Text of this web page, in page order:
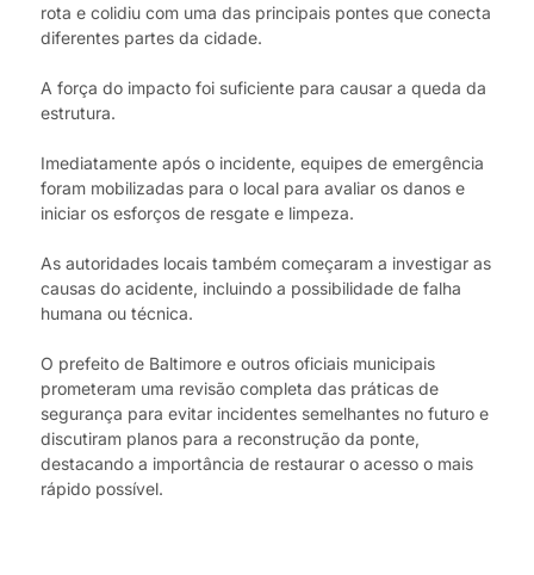
rota e colidiu com uma das principais pontes que conecta
diferentes partes da cidade.
A força do impacto foi suficiente para causar a queda da
estrutura.
Imediatamente após o incidente, equipes de emergência
foram mobilizadas para o local para avaliar os danos e
iniciar os esforços de resgate e limpeza.
As autoridades locais também começaram a investigar as
causas do acidente, incluindo a possibilidade de falha
humana ou técnica.
O prefeito de Baltimore e outros oficiais municipais
prometeram uma revisão completa das práticas de
segurança para evitar incidentes semelhantes no futuro e
discutiram planos para a reconstrução da ponte,
destacando a importância de restaurar o acesso o mais
rápido possível.